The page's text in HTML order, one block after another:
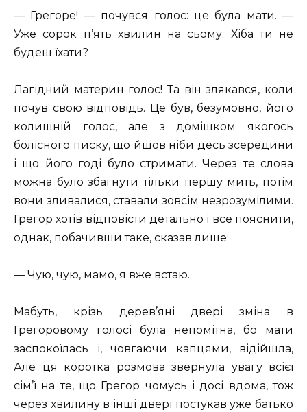
— Грегоре! — почувся голос: це була мати. —
Уже сорок п’ять хвилин на сьому. Хіба ти не
будеш їхати?
Лагідний материн голос! Та він злякався, коли
почув свою відповідь. Це був, безумовно, його
колишній голос, але з домішком якогось
болісного писку, що йшов ніби десь зсередини
і що його годі було стримати. Через те слова
можна було збагнути тільки першу мить, потім
вони зливалися, ставали зовсім незрозумілими.
Грегор хотів відповісти детально і все пояснити,
однак, побачивши таке, сказав лише:
— Чую, чую, мамо, я вже встаю.
Мабуть, крізь дерев’яні двері зміна в
Грегоровому голосі була непомітна, бо мати
заспокоїлась і, човгаючи капцями, відійшла,
Але ця коротка розмова звернула увагу всієї
сім’ї на те, що Грегор чомусь і досі вдома, тож
через хвилину в інші двері постукав уже батько